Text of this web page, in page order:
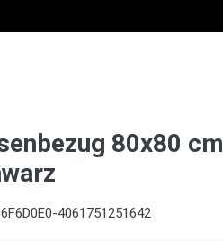
80x80 cm
4061751251642